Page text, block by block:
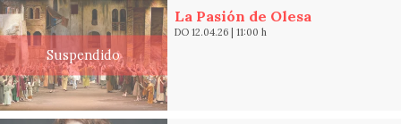
Suspendido
La Pasión de Olesa
DO 12.04.26| 11:00 h